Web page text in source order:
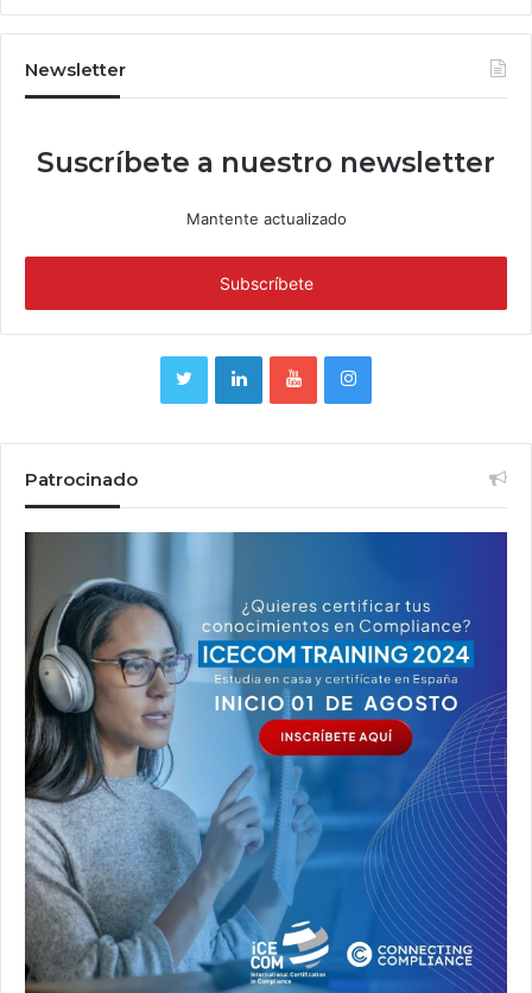
Newsletter
Suscríbete a nuestro newsletter
Mantente actualizado
Patrocinado